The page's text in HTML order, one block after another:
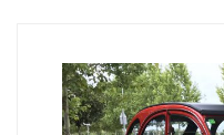
RENAULT 5
El Renault 5 se
Bretaña Francesa en